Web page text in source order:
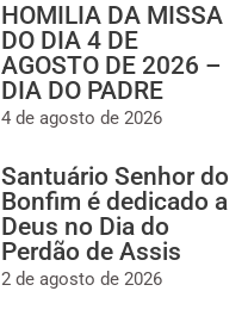
HOMILIA DA MISSA
DO DIA 4 DE
AGOSTO DE 2026 –
DIA DO PADRE
4 de agosto de 2026
Santuário Senhor do
Bonfim é dedicado a
Deus no Dia do
Perdão de Assis
2 de agosto de 2026